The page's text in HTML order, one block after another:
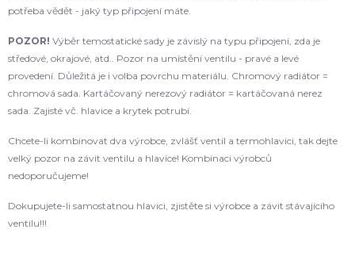
potřeba vědět - jaký typ připojení máte.
POZOR! Výběr temostatické sady je závislý na typu připojení, zda je
středové, okrajové, atd.. Pozor na umístění ventilu - pravé a levé
provedení. Důležitá je i volba povrchu materiálu. Chromový radiátor =
chromová sada. Kartáčovaný nerezový radiátor = kartáčovaná nerez
sada. Zajisté vč. hlavice a krytek potrubí.
Chcete-li kombinovat dva výrobce, zvlášť ventil a termohlavici, tak dejte
velký pozor na závit ventilu a hlavice! Kombinaci výrobců
nedoporučujeme!
Dokupujete-li samostatnou hlavici, zjistěte si výrobce a závit stávajícího
ventilu!!!